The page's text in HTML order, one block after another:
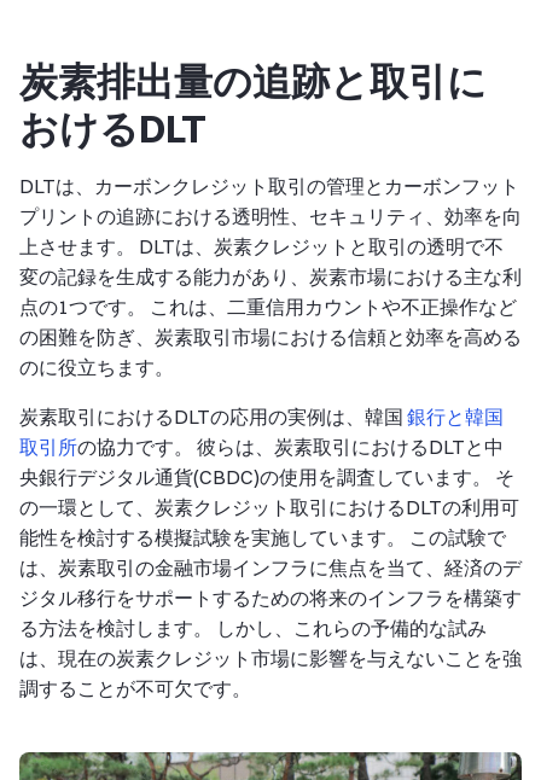
炭素排出量の追跡と取引に
おけるDLT
DLTは、カーボンクレジット取引の管理とカーボンフット
プリントの追跡における透明性、セキュリティ、効率を向
上させます。 DLTは、炭素クレジットと取引の透明で不
変の記録を生成する能力があり、炭素市場における主な利
点の1つです。 これは、二重信用カウントや不正操作など
の困難を防ぎ、炭素取引市場における信頼と効率を高める
のに役立ちます。
炭素取引におけるDLTの応用の実例は、韓国 銀行と韓国
取引所の協力です。 彼らは、炭素取引におけるDLTと中
央銀行デジタル通貨(CBDC)の使用を調査しています。 そ
の一環として、炭素クレジット取引におけるDLTの利用可
能性を検討する模擬試験を実施しています。 この試験で
は、炭素取引の金融市場インフラに焦点を当て、経済のデ
ジタル移行をサポートするための将来のインフラを構築す
る方法を検討します。 しかし、これらの予備的な試み
は、現在の炭素クレジット市場に影響を与えないことを強
調することが不可欠です。